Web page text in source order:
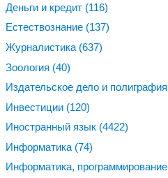
Деньги и кредит (116)
Естествознание (137)
Журналистика (637)
Зоология (40)
Издательское дело и полиграфия
Инвестиции (120)
Иностранный язык (4422)
Информатика (74)
Информатика, программирование